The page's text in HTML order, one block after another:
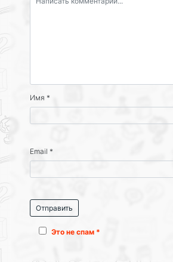
Имя *
Email *
Это не спам *